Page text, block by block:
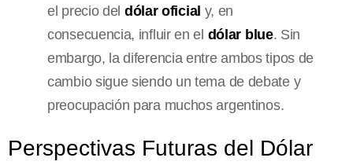
el precio del dólar oficial y, en
consecuencia, influir en el dólar blue. Sin
embargo, la diferencia entre ambos tipos de
cambio sigue siendo un tema de debate y
preocupación para muchos argentinos.
Perspectivas Futuras del Dólar